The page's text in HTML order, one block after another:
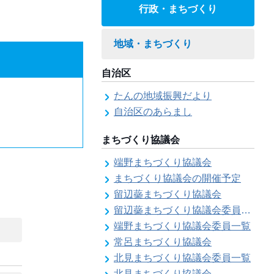
行政・まちづくり
地域・まちづくり
自治区
たんの地域振興だより
自治区のあらまし
まちづくり協議会
端野まちづくり協議会
まちづくり協議会の開催予定
留辺蘂まちづくり協議会
留辺蘂まちづくり協議会委員一覧
端野まちづくり協議会委員一覧
常呂まちづくり協議会
北見まちづくり協議会委員一覧